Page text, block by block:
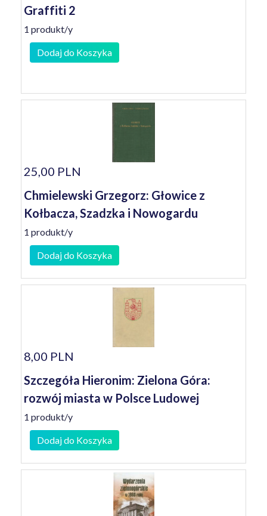
Graffiti 2
1 produkt/y
Dodaj do Koszyka
25,00 PLN
Chmielewski Grzegorz: Głowice z
Kołbacza, Szadzka i Nowogardu
1 produkt/y
Dodaj do Koszyka
8,00 PLN
Szczegóła Hieronim: Zielona Góra:
rozwój miasta w Polsce Ludowej
1 produkt/y
Dodaj do Koszyka